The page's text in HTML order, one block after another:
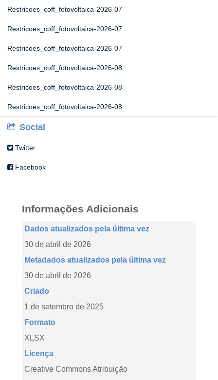
Restricoes_coff_fotovoltaica-2026-07
Restricoes_coff_fotovoltaica-2026-07
Restricoes_coff_fotovoltaica-2026-07
Restricoes_coff_fotovoltaica-2026-08
Restricoes_coff_fotovoltaica-2026-08
Restricoes_coff_fotovoltaica-2026-08
Social
Twitter
Facebook
Informações Adicionais
Dados atualizados pela última vez
30 de abril de 2026
Metadados atualizados pela última vez
30 de abril de 2026
Criado
1 de setembro de 2025
Formato
XLSX
Licença
Creative Commons Atribuição